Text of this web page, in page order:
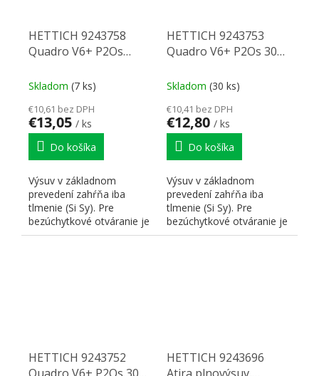
HETTICH 9243758
Quadro V6+ P2Os
Skladom (7 ks)
€10,61 bez DPH
€13,05 / ks
Do košíka
Výsuv v základnom
prevedení zahŕňa iba
tlmenie (Si Sy). Pre
bezúchytkové otváranie je
nutné doplniť
HETTICH 9243753
Quadro V6+ P2Os 300
Skladom (30 ks)
€10,41 bez DPH
€12,80 / ks
Do košíka
Výsuv v základnom
prevedení zahŕňa iba
tlmenie (Si Sy). Pre
bezúchytkové otváranie je
nutné doplniť
HETTICH 9243752
HETTICH 9243696